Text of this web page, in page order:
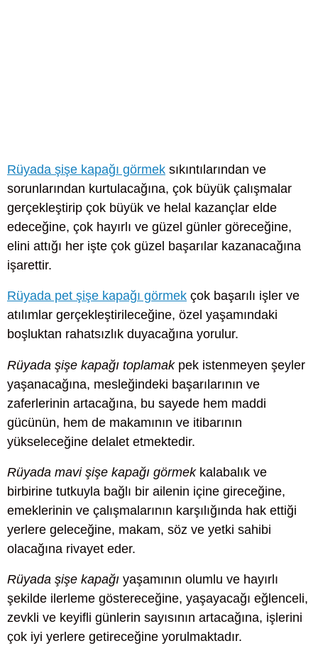
Rüyada şişe kapağı görmek sıkıntılarından ve
sorunlarından kurtulacağına, çok büyük çalışmalar
gerçekleştirip çok büyük ve helal kazançlar elde
edeceğine, çok hayırlı ve güzel günler göreceğine,
elini attığı her işte çok güzel başarılar kazanacağına
işarettir.
Rüyada pet şişe kapağı görmek çok başarılı işler ve
atılımlar gerçekleştirileceğine, özel yaşamındaki
boşluktan rahatsızlık duyacağına yorulur.
Rüyada şişe kapağı toplamakpek istenmeyen şeyler
yaşanacağına, mesleğindeki başarılarının ve
zaferlerinin artacağına, bu sayede hem maddi
gücünün, hem de makamının ve itibarının
yükseleceğine delalet etmektedir.
Rüyada mavi şişe kapağı görmekkalabalık ve
birbirine tutkuyla bağlı bir ailenin içine gireceğine,
emeklerinin ve çalışmalarının karşılığında hak ettiği
yerlere geleceğine, makam, söz ve yetki sahibi
olacağına rivayet eder.
Rüyada şişe kapağı yaşamının olumlu ve hayırlı
şekilde ilerleme göstereceğine, yaşayacağı eğlenceli,
zevkli ve keyifli günlerin sayısının artacağına, işlerini
çok iyi yerlere getireceğine yorulmaktadır.